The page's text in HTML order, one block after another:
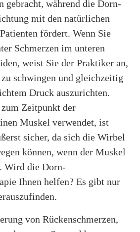
gebracht, während die Dorn-
mit den natürlichen
fördert. Wenn Sie
Schmerzen im unteren
weist Sie der Praktiker an,
schwingen und gleichzeitig
Druck auszurichten.
Zeitpunkt der
Muskel verwendet, ist
sicher, da sich die Wirbel
können, wenn der Muskel
Wird die Dorn-
Ihnen helfen? Es gibt nur
von Rückenschmerzen,